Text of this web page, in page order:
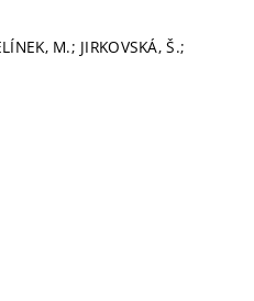
M.; JIRKOVSKÁ, Š.;